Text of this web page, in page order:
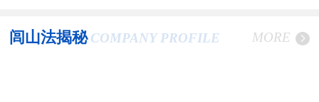
闾山法揭秘 COMPANY PROFILE MORE